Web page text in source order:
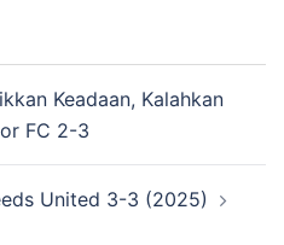
Keadaan, Kalahkan
FC 2-3
United 3-3 (2025)